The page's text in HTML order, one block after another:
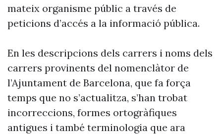
mateix organisme públic a través de
peticions d’accés a la informació pública.
En les descripcions dels carrers i noms dels
carrers provinents del nomenclàtor de
l’Ajuntament de Barcelona, que fa força
temps que no s’actualitza, s’han trobat
incorreccions, formes ortogràfiques
antigues i també terminologia que ara